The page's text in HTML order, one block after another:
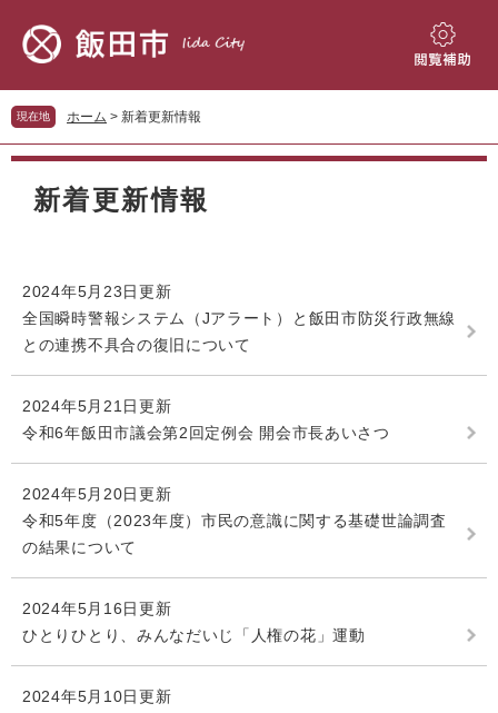
先
頭
を
飛
閲
現在地 ホーム > 新着更新情報
本
新着更新情報
2024年5月23日更新
全国瞬時警報システム（Jアラート）と飯田市防災行政無線
との連携不具合の復旧について
2024年5月21日更新
令和6年飯田市議会第2回定例会 開会市長あいさつ
2024年5月20日更新
令和5年度（2023年度）市民の意識に関する基礎世論調査
の結果について
2024年5月16日更新
ひとりひとり、みんなだいじ「人権の花」運動
2024年5月10日更新